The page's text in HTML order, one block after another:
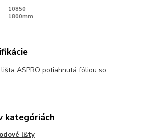
10850
1800mm
ASPRO potiahnutá fóliou so
kategóriách
lišty